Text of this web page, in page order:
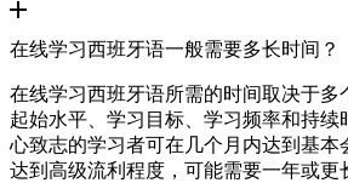
在线学习西班牙语一般需要多长时间？
在线学习西班牙语所需的时间取决于多
起始水平、学习目标、学习频率和持续
心致志的学习者可在几个月内达到基本
达到高级流利程度，可能需要一年或更